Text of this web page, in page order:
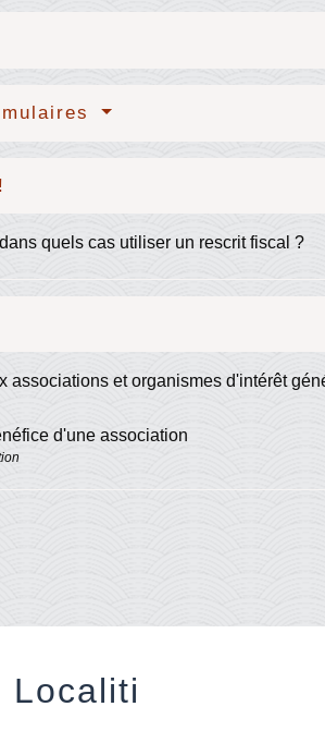
quels cas utiliser un rescrit fiscal ?
associations et organismes d'intérêt
d'une association
Localiti